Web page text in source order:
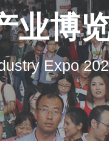
业博
Expo